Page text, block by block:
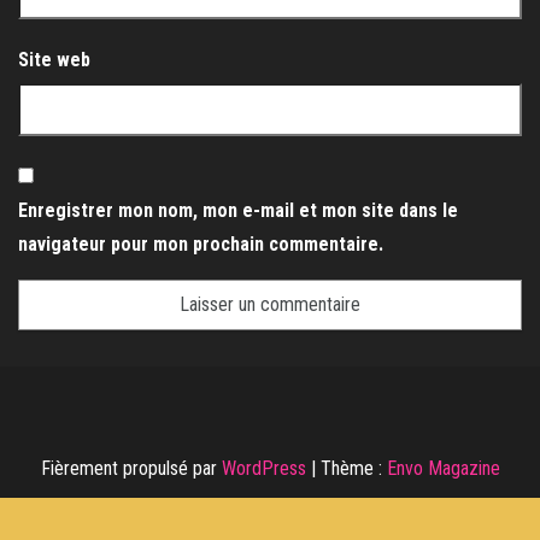
Site web
Enregistrer mon nom, mon e-mail et mon site dans le
navigateur pour mon prochain commentaire.
Fièrement propulsé par WordPress | Thème : Envo Magazine